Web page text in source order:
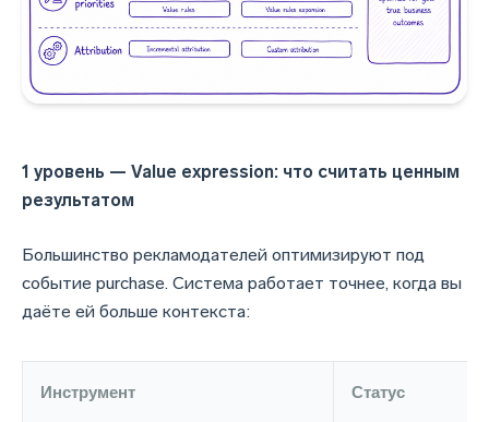
1 уровень — Value expression: что считать ценным
результатом
Большинство рекламодателей оптимизируют под
событие purchase. Система работает точнее, когда вы
даёте ей больше контекста:
Инструмент Статус